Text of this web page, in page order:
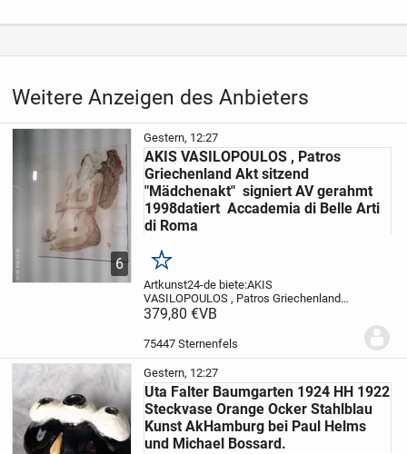
Weitere Anzeigen des Anbieters
6
Gestern, 12:27
AKIS VASILOPOULOS , Patros
Griechenland Akt sitzend
"Mädchenakt" signiert AV gerahmt
1998datiert Accademia di Belle Arti
di Roma
Merken
Artkunst24-debiete:AKIS
VASILOPOULOS , Patros Griechenland
Akt sitzend "Mädchenakt" signiert AV
Arti di Romaimpressionistisches Aquarell
379,80 €VB
75447 Sternenfels
Gestern, 12:27
Uta Falter Baumgarten 1924 HH 1922
Steckvase Orange Ocker Stahlblau
Kunst AkHamburg bei Paul Helms
und Michael Bossard.